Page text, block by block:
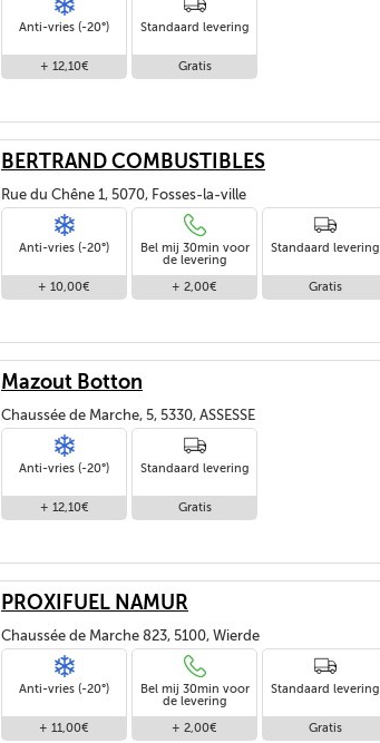
Anti-vries (-20°)
+ 12,10€
Standaard levering
Gratis
BERTRAND COMBUSTIBLES
Rue du Chêne 1, 5070, Fosses-la-ville
Anti-vries (-20°)
+ 10,00€
Bel mij 30min voor
de levering
+ 2,00€
Standaard levering
Gratis
Mazout Botton
Chaussée de Marche, 5, 5330, ASSESSE
Anti-vries (-20°)
+ 12,10€
Standaard levering
Gratis
PROXIFUEL NAMUR
Chaussée de Marche 823, 5100, Wierde
Anti-vries (-20°)
+ 11,00€
Bel mij 30min voor
de levering
+ 2,00€
Standaard levering
Gratis